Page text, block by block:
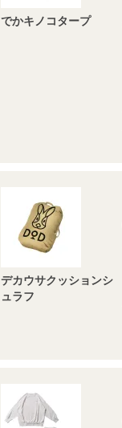
でかキノコタープ
デカウサクッションシ
ュラフ